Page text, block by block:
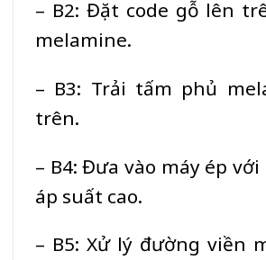
– B2: Đặt code gỗ lên
melamine.
– B3: Trải tấm phủ
trên.
– B4: Đưa vào máy ép
áp suất cao.
– B5: Xử lý đường viền